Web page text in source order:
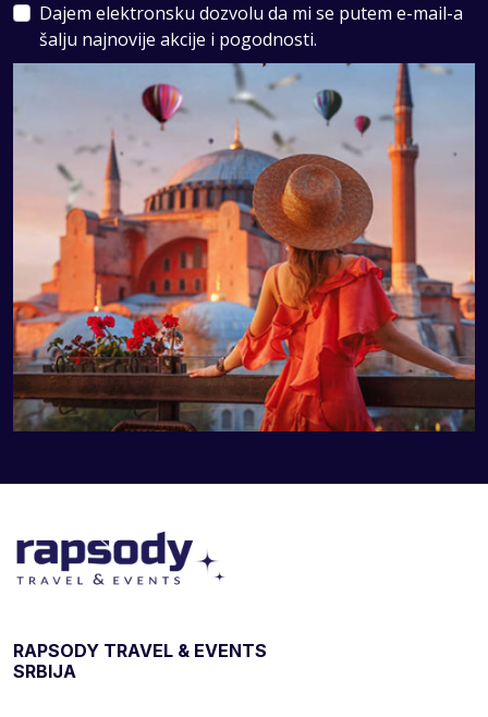
Dajem elektronsku dozvolu da mi se putem e-mail-a
šalju najnovije akcije i pogodnosti.
RAPSODY TRAVEL & EVENTS
SRBIJA